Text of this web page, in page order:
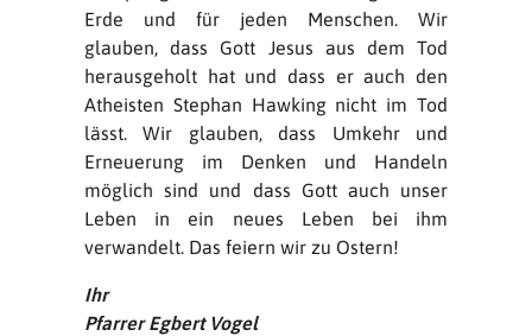
Erde und für jeden Menschen. Wir
glauben, dass Gott Jesus aus dem Tod
herausgeholt hat und dass er auch den
Atheisten Stephan Hawking nicht im Tod
lässt. Wir glauben, dass Umkehr und
Erneuerung im Denken und Handeln
möglich sind und dass Gott auch unser
Leben in ein neues Leben bei ihm
verwandelt. Das feiern wir zu Ostern!
Ihr
Pfarrer Egbert Vogel